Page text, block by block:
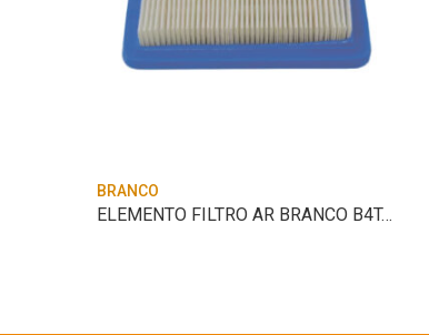
BRANCO
ELEMENTO FILTRO AR BRANCO B4T-3.0/4.0/6.